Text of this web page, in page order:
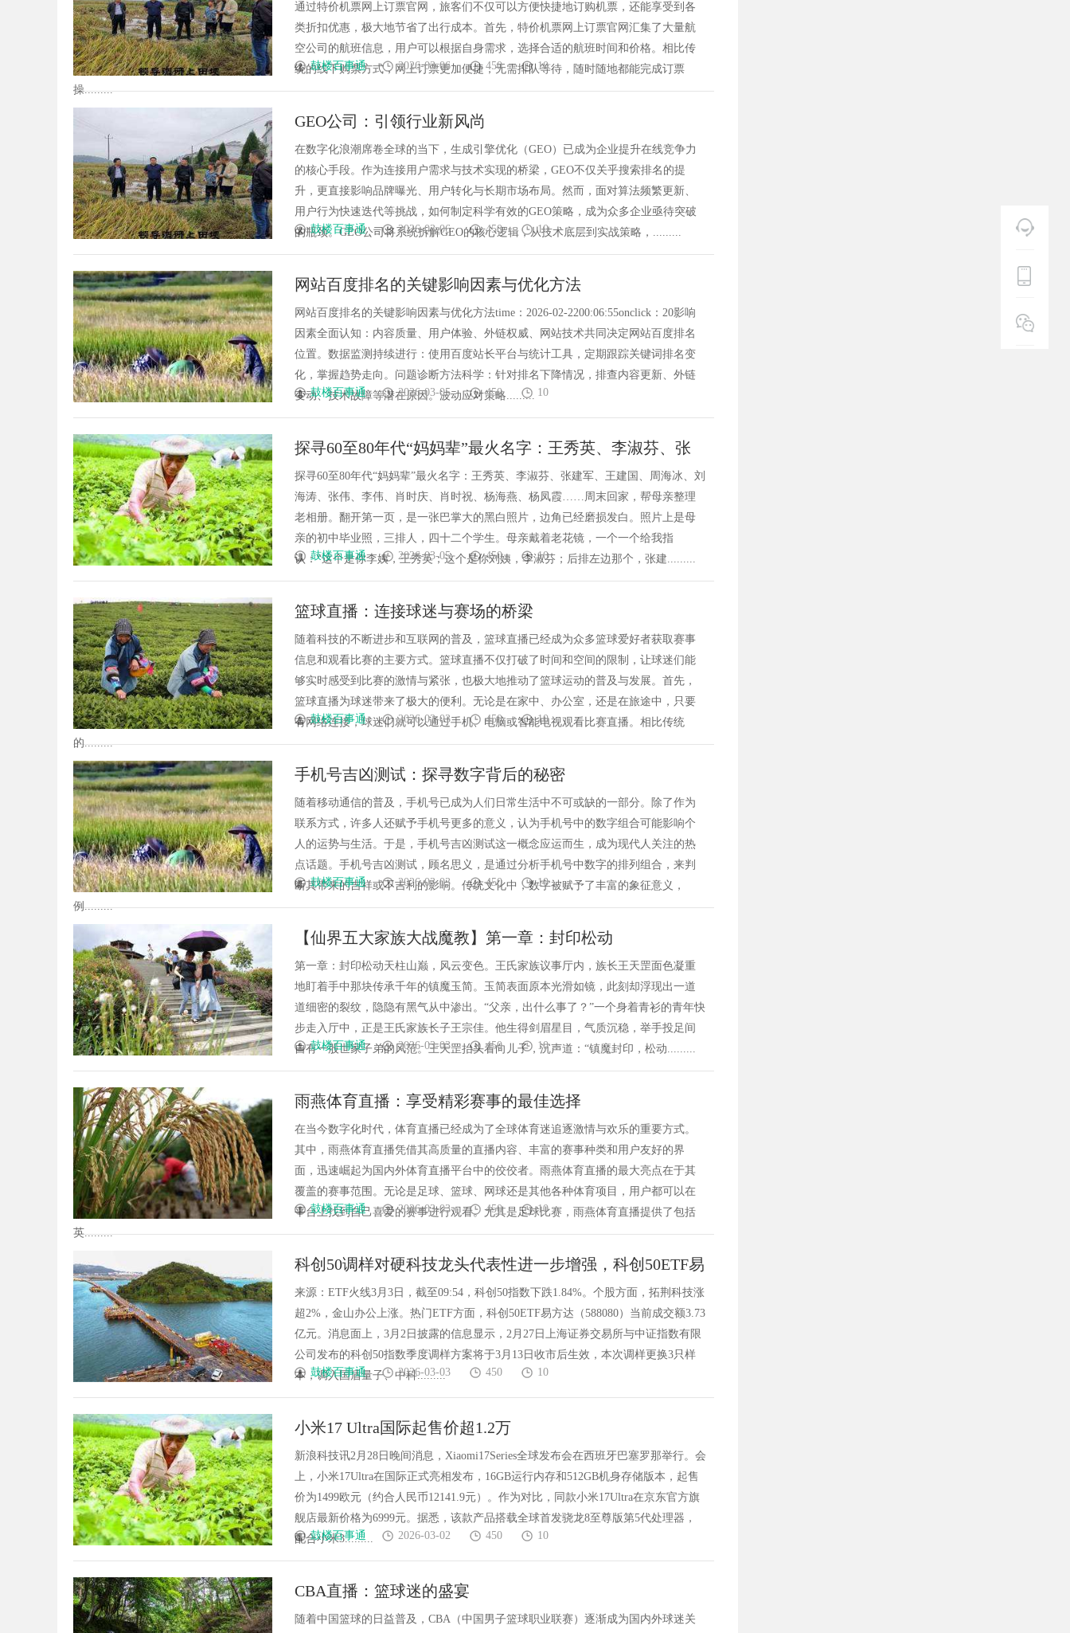
通过特价机票网上订票官网，旅客们不仅可以方便快捷地订购机票，还能享受到各
类折扣优惠，极大地节省了出行成本。首先，特价机票网上订票官网汇集了大量航
空公司的航班信息，用户可以根据自身需求，选择合适的航班时间和价格。相比传
统的线下购票方式，网上订票更加便捷，无需排队等待，随时随地都能完成订票
操.........
鼓楼百事通 2026-03-06 450 10
GEO公司：引领行业新风尚
在数字化浪潮席卷全球的当下，生成引擎优化（GEO）已成为企业提升在线竞争力
的核心手段。作为连接用户需求与技术实现的桥梁，GEO不仅关乎搜索排名的提
升，更直接影响品牌曝光、用户转化与长期市场布局。然而，面对算法频繁更新、
用户行为快速迭代等挑战，如何制定科学有效的GEO策略，成为众多企业亟待突破
的瓶颈。GEO公司将系统拆解GEO的核心逻辑，从技术底层到实战策略，.........
鼓楼百事通 2026-03-06 450 10
网站百度排名的关键影响因素与优化方法
网站百度排名的关键影响因素与优化方法time：2026-02-2200:06:55onclick：20影响
因素全面认知：内容质量、用户体验、外链权威、网站技术共同决定网站百度排名
位置。数据监测持续进行：使用百度站长平台与统计工具，定期跟踪关键词排名变
化，掌握趋势走向。问题诊断方法科学：针对排名下降情况，排查内容更新、外链
变动、技术故障等潜在原因。波动应对策略.........
鼓楼百事通 2026-03-05 450 10
探寻60至80年代“妈妈辈”最火名字：王秀英、李淑芬、张
建军、王建国、周海冰、刘海涛、张伟、李伟、肖时庆、
肖时祝、杨海燕、杨凤霞……
探寻60至80年代“妈妈辈”最火名字：王秀英、李淑芬、张建军、王建国、周海冰、刘
海涛、张伟、李伟、肖时庆、肖时祝、杨海燕、杨凤霞……周末回家，帮母亲整理
老相册。翻开第一页，是一张巴掌大的黑白照片，边角已经磨损发白。照片上是母
亲的初中毕业照，三排人，四十二个学生。母亲戴着老花镜，一个一个给我指
认：“这个是你李姨，王秀英；这个是你刘姨，李淑芬；后排左边那个，张建.........
鼓楼百事通 2026-03-05 450 10
篮球直播：连接球迷与赛场的桥梁
随着科技的不断进步和互联网的普及，篮球直播已经成为众多篮球爱好者获取赛事
信息和观看比赛的主要方式。篮球直播不仅打破了时间和空间的限制，让球迷们能
够实时感受到比赛的激情与紧张，也极大地推动了篮球运动的普及与发展。首先，
篮球直播为球迷带来了极大的便利。无论是在家中、办公室，还是在旅途中，只要
有网络连接，球迷们就可以通过手机、电脑或智能电视观看比赛直播。相比传统
的.........
鼓楼百事通 2026-03-03 450 10
手机号吉凶测试：探寻数字背后的秘密
随着移动通信的普及，手机号已成为人们日常生活中不可或缺的一部分。除了作为
联系方式，许多人还赋予手机号更多的意义，认为手机号中的数字组合可能影响个
人的运势与生活。于是，手机号吉凶测试这一概念应运而生，成为现代人关注的热
点话题。手机号吉凶测试，顾名思义，是通过分析手机号中数字的排列组合，来判
断其带来的吉祥或不吉利的影响。传统文化中，数字被赋予了丰富的象征意义，
例.........
鼓楼百事通 2026-03-03 450 10
【仙界五大家族大战魔教】第一章：封印松动
第一章：封印松动天柱山巅，风云变色。王氏家族议事厅内，族长王天罡面色凝重
地盯着手中那块传承千年的镇魔玉简。玉简表面原本光滑如镜，此刻却浮现出一道
道细密的裂纹，隐隐有黑气从中渗出。“父亲，出什么事了？”一个身着青衫的青年快
步走入厅中，正是王氏家族长子王宗佳。他生得剑眉星目，气质沉稳，举手投足间
自有一股世家子弟的风范。王天罡抬头看向儿子，沉声道：“镇魔封印，松动.........
鼓楼百事通 2026-03-03 450 10
雨燕体育直播：享受精彩赛事的最佳选择
在当今数字化时代，体育直播已经成为了全球体育迷追逐激情与欢乐的重要方式。
其中，雨燕体育直播凭借其高质量的直播内容、丰富的赛事种类和用户友好的界
面，迅速崛起为国内外体育直播平台中的佼佼者。雨燕体育直播的最大亮点在于其
覆盖的赛事范围。无论是足球、篮球、网球还是其他各种体育项目，用户都可以在
平台上找到自己喜爱的赛事进行观看。尤其是足球比赛，雨燕体育直播提供了包括
英.........
鼓楼百事通 2026-03-03 450 10
科创50调样对硬科技龙头代表性进一步增强，科创50ETF易
方达(588080)配置价值凸显！
来源：ETF火线3月3日，截至09:54，科创50指数下跌1.84%。个股方面，拓荆科技涨
超2%，金山办公上涨。热门ETF方面，科创50ETF易方达（588080）当前成交额3.73
亿元。消息面上，3月2日披露的信息显示，2月27日上海证券交易所与中证指数有限
公司发布的科创50指数季度调样方案将于3月13日收市后生效，本次调样更换3只样
本，调入国盾量子、中科.........
鼓楼百事通 2026-03-03 450 10
小米17 Ultra国际起售价超1.2万
新浪科技讯2月28日晚间消息，Xiaomi17Series全球发布会在西班牙巴塞罗那举行。会
上，小米17Ultra在国际正式亮相发布，16GB运行内存和512GB机身存储版本，起售
价为1499欧元（约合人民币12141.9元）。作为对比，同款小米17Ultra在京东官方旗
舰店最新价格为6999元。据悉，该款产品搭载全球首发骁龙8至尊版第5代处理器，
配合小米3.........
鼓楼百事通 2026-03-02 450 10
CBA直播：篮球迷的盛宴
随着中国篮球的日益普及，CBA（中国男子篮球职业联赛）逐渐成为国内外球迷关